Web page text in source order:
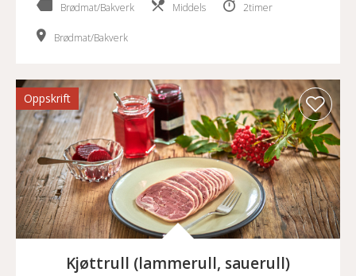
Brødmat/Bakverk Middels 2timer
Brødmat/Bakverk
Oppskrift
Kjøttrull (lammerull, sauerull)